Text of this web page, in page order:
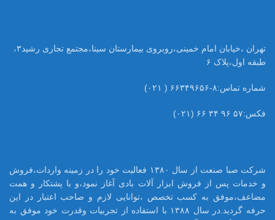
تهران ،خیابان امام خمینی،روبروی بیمارستان سینا،مجتمع تجاری رشید۳،
طبقه اول،پلاک ۶
شماره تماس:۸-۶۶۳۴۹۶۵۶ ( ۰۲۱)
فکس:۵۷ ۹۶ ۳۴ ۶۶ (۰۲۱)
شرکت صبا صنعت از سال ۱۳۸۰ فعالیت خود را در زمینه واردات،فروش
و خدمات پس از فروش ابزار آلات بادی آغاز نمود،و با پشتکار و همت
مضاعف،موفق به کسب تخصص ،توانایی لازم و صاحب اعتبار در این
حرفه گردید.در سال ۱۳۸۸ با استفاده از تجربیات وقدرت خود موفق به